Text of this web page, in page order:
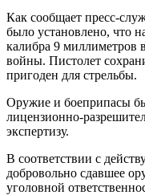
Как сообщает пресс-
было установлено, что
калибра 9 миллиметров
войны. Пистолет
пригоден для стрельбы.
Оружие и боеприпасы
лицензионно-
экспертизу.
В соответствии с
добровольно сдавшее
уголовной